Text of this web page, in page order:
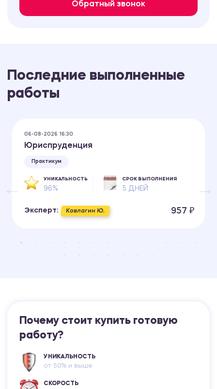
Обратный звонок
Последние выполненные
работы
06-08-2026 16:30
Юриспруденция
Практикум
УНИКАЛЬНОСТЬ
96%
СРОК ВЫПОЛНЕНИЯ
5 ДНЕЙ
Эксперт: Ковлагин Ю. 957 ₽
Почему стоит купить готовую
работу?
УНИКАЛЬНОСТЬ
от 50% и выше
СКОРОСТЬ
Практикум